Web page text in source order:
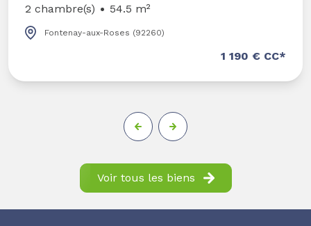
chambre(s)
54.5 m²
Fontenay-aux-Roses (92260)
1 190 € CC*
Voir tous les biens